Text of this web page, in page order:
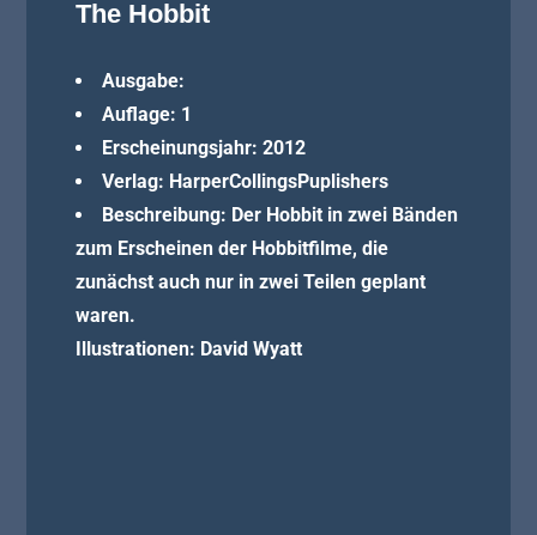
The Hobbit
Ausgabe:
Auflage: 1
Erscheinungsjahr: 2012
Verlag: HarperCollingsPuplishers
Beschreibung: Der Hobbit in zwei Bänden
zum Erscheinen der Hobbitfilme, die
zunächst auch nur in zwei Teilen geplant
waren.
Illustrationen: David Wyatt